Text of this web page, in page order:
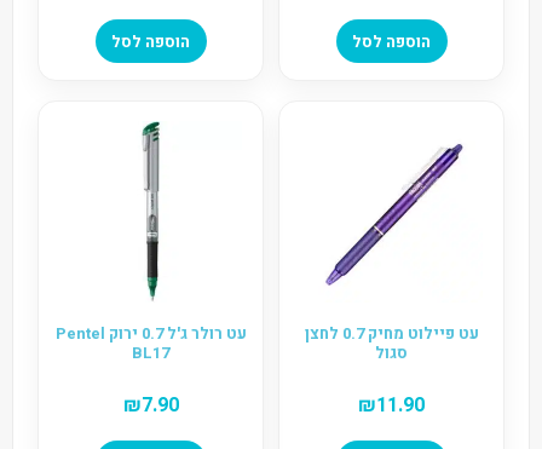
הוספה לסל הוספה לסל
עט פיילוט מחיק 0.7 לחצן
סגול
₪11.90
עט רולר ג'ל 0.7 ירוק Pentel
BL17
₪7.90